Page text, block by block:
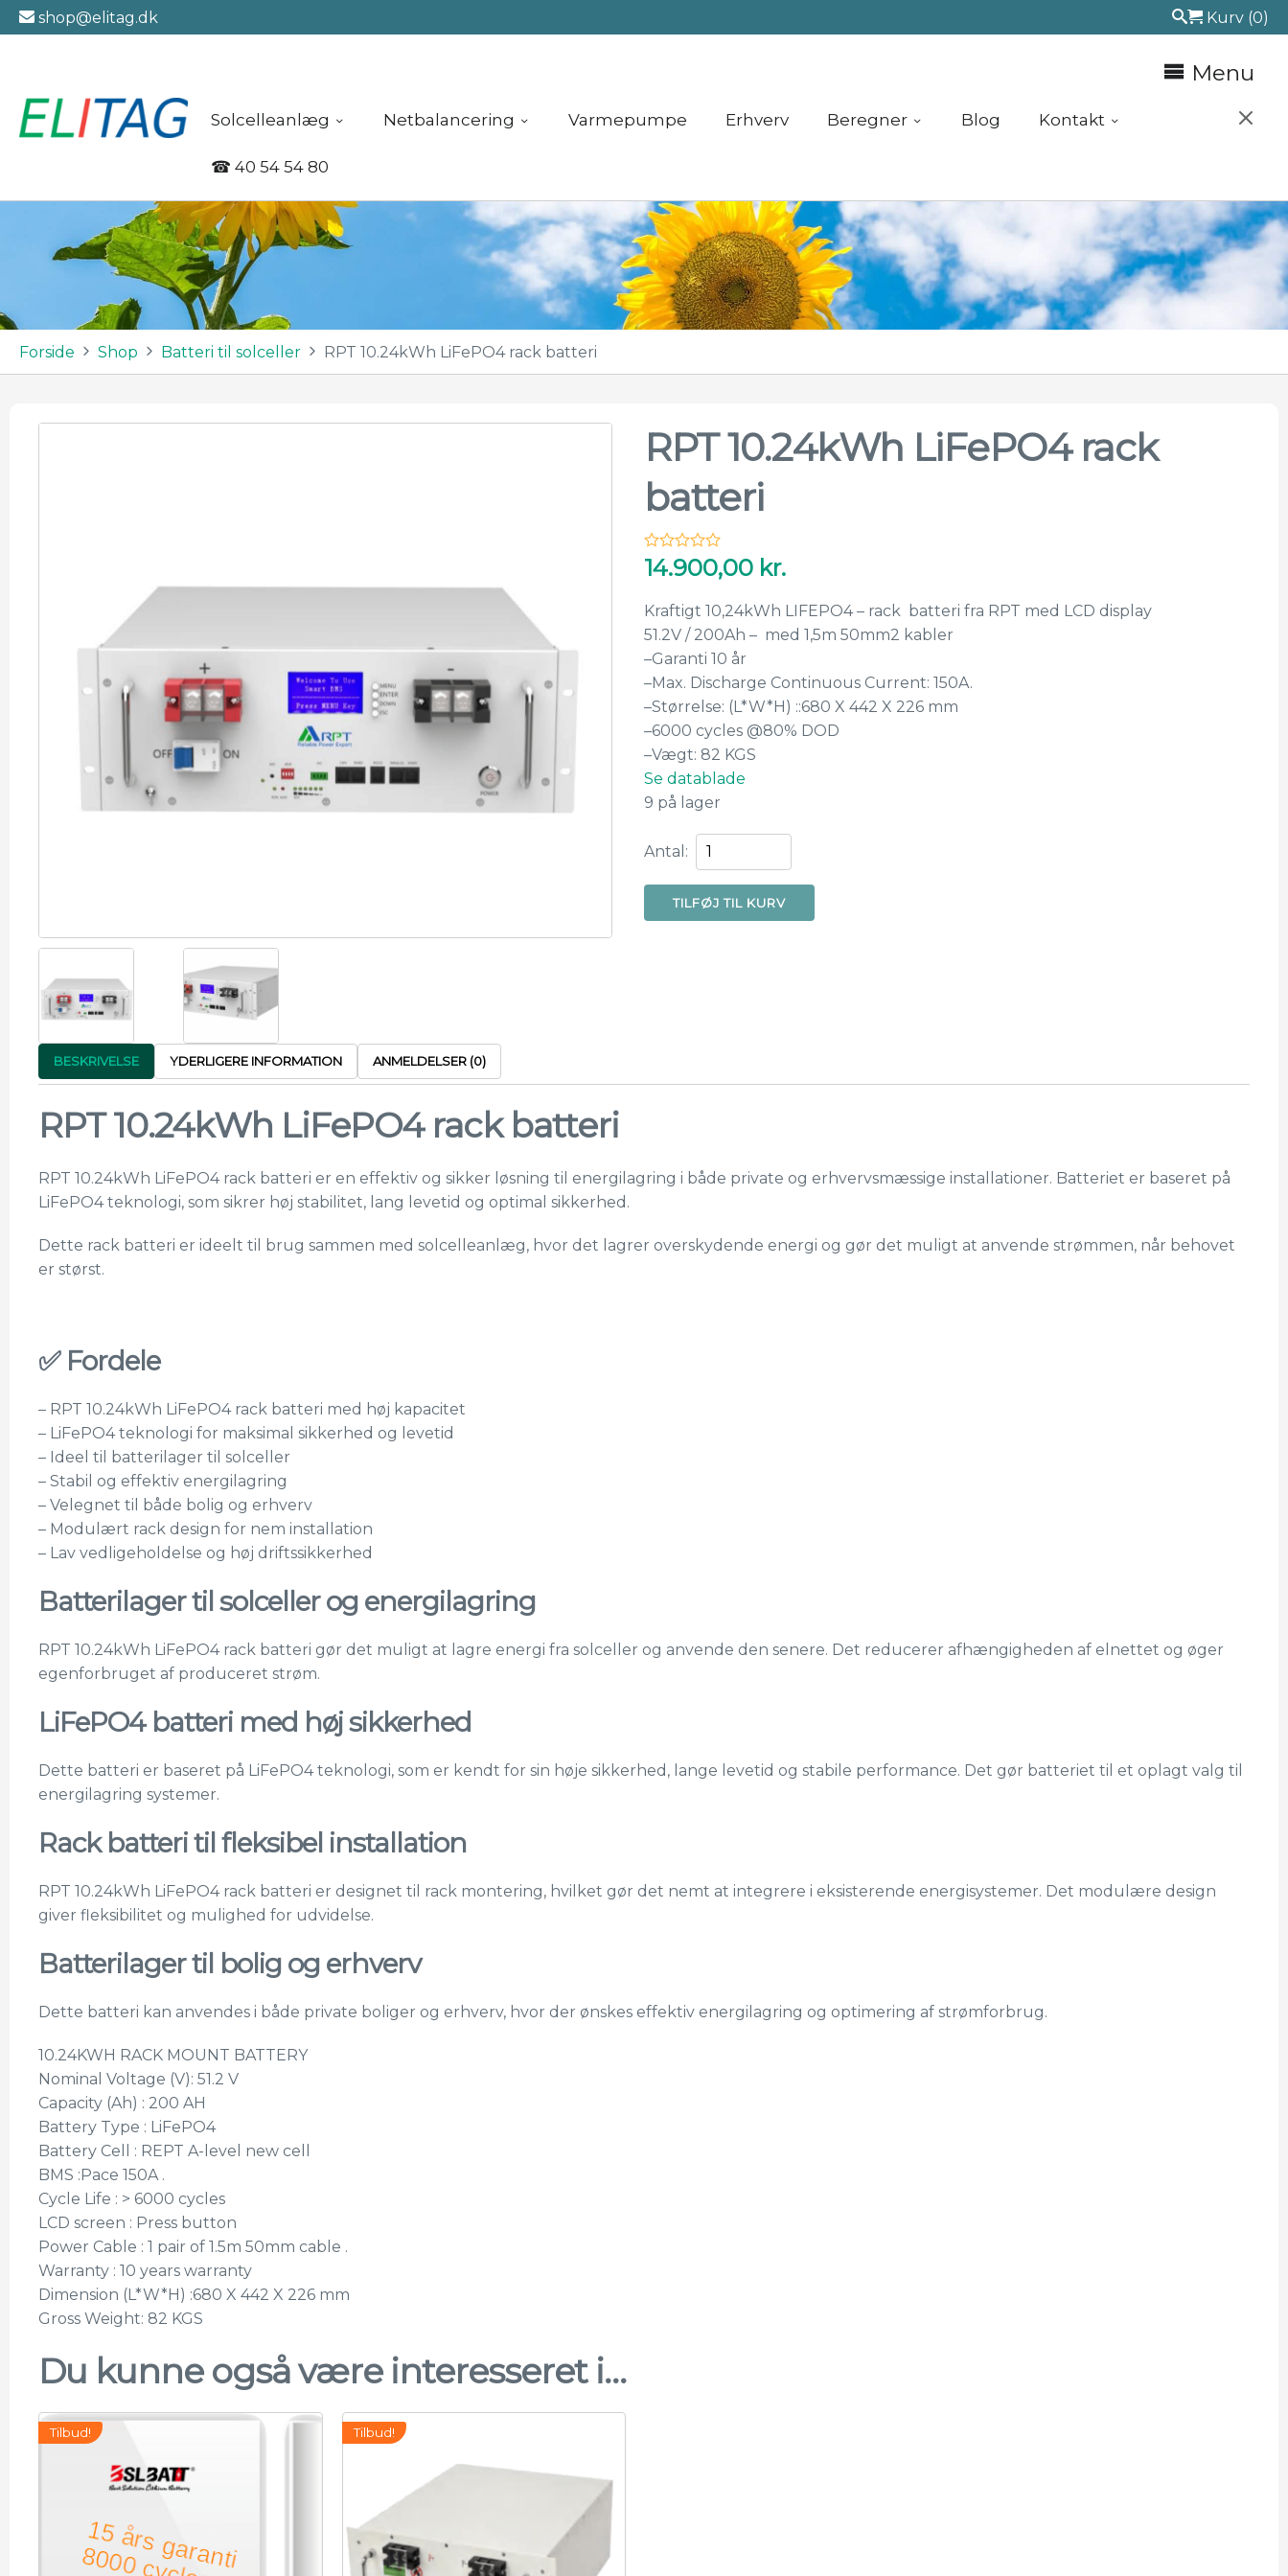
shop@elitag.dk Kurv (0)
Menu
Solcelleanlæg Netbalancering Varmepumpe Erhverv Beregner Blog Kontakt
☎ 40 54 54 80
Forside Shop Batteri til solceller RPT 10.24kWh LiFePO4 rack batteri
RPT 10.24kWh LiFePO4 rack
batteri
14.900,00 kr.
Kraftigt 10,24kWh LIFEPO4 – rack batteri fra RPT med LCD display
51.2V / 200Ah – med 1,5m 50mm2 kabler
–Garanti 10 år
–Max. Discharge Continuous Current: 150A.
–Størrelse: (L*W*H) ::680 X 442 X 226 mm
–6000 cycles @80% DOD
–Vægt: 82 KGS
Se datablade
9 på lager
Antal:
RPT
10.24kWh
LiFePO4
rack
TILFØJ TIL KURV
BESKRIVELSE YDERLIGERE INFORMATION ANMELDELSER (0)
RPT 10.24kWh LiFePO4 rack batteri
RPT 10.24kWh LiFePO4 rack batteri er en effektiv og sikker løsning til energilagring i både private og erhvervsmæssige installationer. Batteriet er baseret på
LiFePO4 teknologi, som sikrer høj stabilitet, lang levetid og optimal sikkerhed.
Dette rack batteri er ideelt til brug sammen med solcelleanlæg, hvor det lagrer overskydende energi og gør det muligt at anvende strømmen, når behovet
er størst.
✅ Fordele
– RPT 10.24kWh LiFePO4 rack batteri med høj kapacitet
– LiFePO4 teknologi for maksimal sikkerhed og levetid
– Ideel til batterilager til solceller
– Stabil og effektiv energilagring
– Velegnet til både bolig og erhverv
– Modulært rack design for nem installation
– Lav vedligeholdelse og høj driftssikkerhed
Batterilager til solceller og energilagring
RPT 10.24kWh LiFePO4 rack batteri gør det muligt at lagre energi fra solceller og anvende den senere. Det reducerer afhængigheden af elnettet og øger
egenforbruget af produceret strøm.
LiFePO4 batteri med høj sikkerhed
Dette batteri er baseret på LiFePO4 teknologi, som er kendt for sin høje sikkerhed, lange levetid og stabile performance. Det gør batteriet til et oplagt valg til
energilagring systemer.
Rack batteri til fleksibel installation
RPT 10.24kWh LiFePO4 rack batteri er designet til rack montering, hvilket gør det nemt at integrere i eksisterende energisystemer. Det modulære design
giver fleksibilitet og mulighed for udvidelse.
Batterilager til bolig og erhverv
Dette batteri kan anvendes i både private boliger og erhverv, hvor der ønskes effektiv energilagring og optimering af strømforbrug.
10.24KWH RACK MOUNT BATTERY
Nominal Voltage (V): 51.2 V
Capacity (Ah) : 200 AH
Battery Type : LiFePO4
Battery Cell : REPT A-level new cell
BMS :Pace 150A .
Cycle Life : > 6000 cycles
LCD screen : Press button
Power Cable : 1 pair of 1.5m 50mm cable .
Warranty : 10 years warranty
Dimension (L*W*H) :680 X 442 X 226 mm
Gross Weight: 82 KGS
Du kunne også være interesseret i…
Tilbud! Tilbud!